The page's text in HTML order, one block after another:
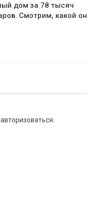
дом за 78 тысяч
Смотрим, какой он
авторизоваться